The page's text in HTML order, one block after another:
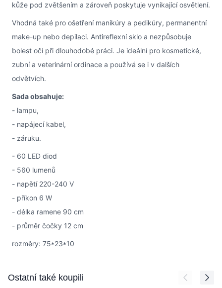
kůže pod zvětšením a zároveň poskytuje vynikající osvětlení.
Vhodná také pro ošetření manikúry a pedikúry, permanentní
make-up nebo depilaci. Antireflexní sklo a nezpůsobuje
bolest očí při dlouhodobé práci. Je ideální pro kosmetické,
zubní a veterinární ordinace a používá se i v dalších
odvětvích.
Sada obsahuje:
- lampu,
- napájecí kabel,
- záruku.
- 60 LED diod
- 560 lumenů
- napětí 220-240 V
- příkon 6 W
- délka ramene 90 cm
- průměr čočky 12 cm
rozměry: 75*23*10
Press to skip carousel
Ostatní také koupili